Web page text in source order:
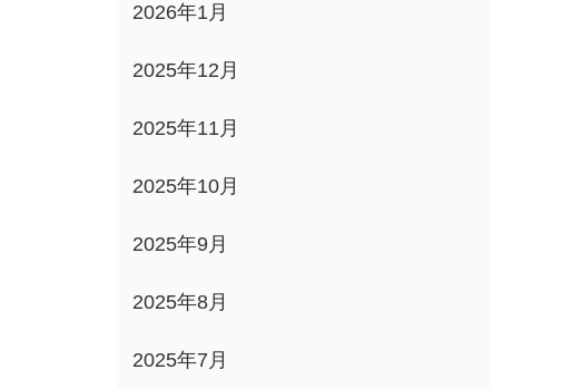
2026年1月
2025年12月
2025年11月
2025年10月
2025年9月
2025年8月
2025年7月